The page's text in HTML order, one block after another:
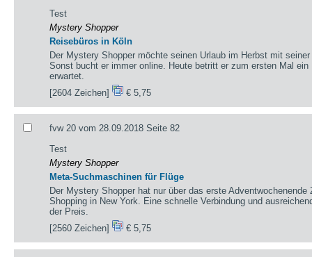
Test
Mystery Shopper
Reisebüros in Köln
Der Mystery Shopper möchte seinen Urlaub im Herbst mit
Sonst bucht er immer online. Heute betritt er zum ersten Mal
erwartet.
[2604 Zeichen]
€ 5,75
fvw 20 vom 28.09.2018 Seite 82
Test
Mystery Shopper
Meta-Suchmaschinen für Flüge
Der Mystery Shopper hat nur über das erste
Shopping in New York. Eine schnelle Verbindung und
der Preis.
[2560 Zeichen]
€ 5,75